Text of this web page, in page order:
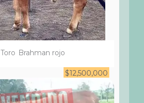
Toro Brahman rojo
$12,500,000